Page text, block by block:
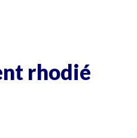
rhodié